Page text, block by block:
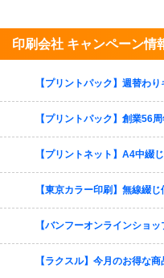
印刷会社 キャンペーン情
【プリントパック】週替わ
【プリントパック】創業56
【プリントネット】A4中綴
【東京カラー印刷】無線綴
【バンフーオンラインショ
【ラクスル】今月のお得な商